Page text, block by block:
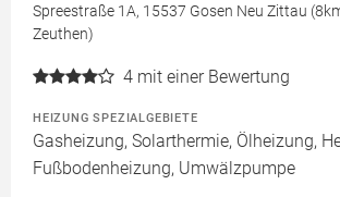
Spreestraße 1A, 15537 Gosen Neu Zittau
Zeuthen)
4 mit einer Bewertung
HEIZUNG SPEZIALGEBIETE
Gasheizung, Solarthermie, Ölheizung,
Fußbodenheizung, Umwälzpumpe